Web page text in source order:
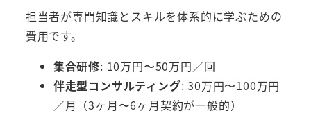
担当者が専門知識とスキルを体系的に学ぶための
費用です。
集合研修: 10万円〜50万円／回
伴走型コンサルティング: 30万円〜100万円
／月（3ヶ月〜6ヶ月契約が一般的）